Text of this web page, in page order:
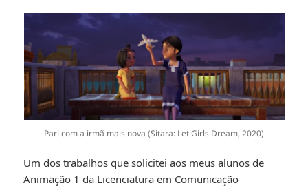
Pari com a irmã mais nova (Sitara: Let Girls Dream, 2020)
Um dos trabalhos que solicitei aos meus alunos de
Animação 1 da Licenciatura em Comunicação